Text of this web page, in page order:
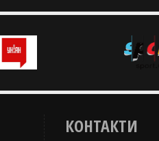
КОНТАКТИ